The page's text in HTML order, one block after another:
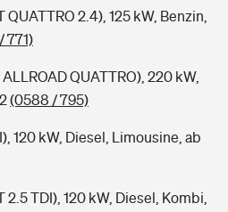
2.4), 125 kW, Benzin,
771)
QUATTRO), 220 kW,
(0588 / 795)
120 kW, Diesel, Limousine, ab
TDI), 120 kW, Diesel, Kombi,